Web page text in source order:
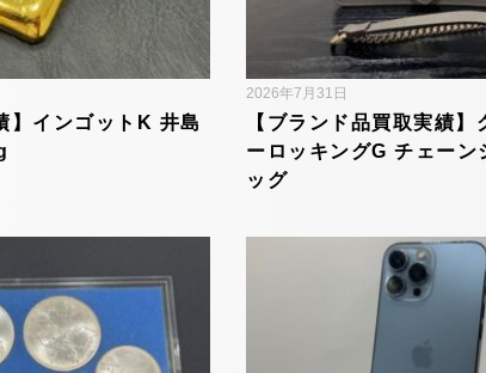
】インゴットK 井島
【ブランド品買取実績】
ーロッキングG チェーン
ッグ
2026年7月31日